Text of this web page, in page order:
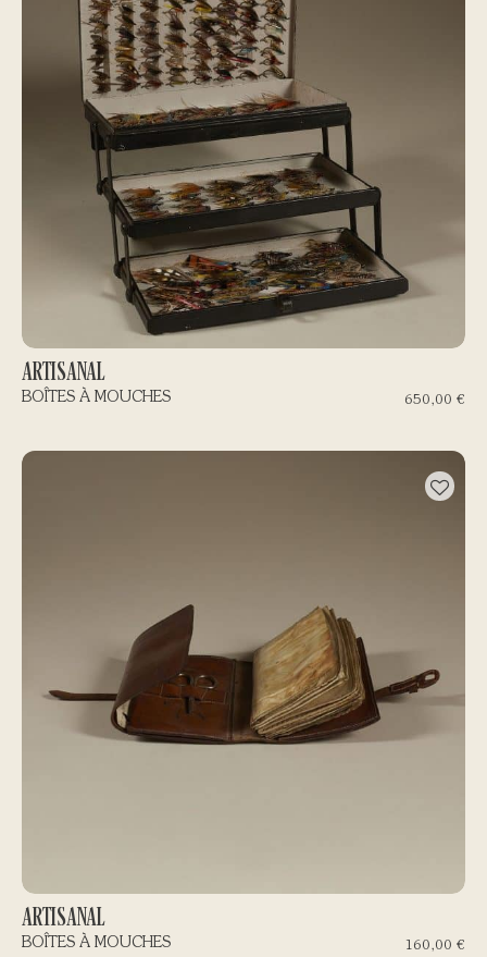
ARTISANAL
650,00 €
BOÎTES À MOUCHES
ARTISANAL
160,00 €
BOÎTES À MOUCHES